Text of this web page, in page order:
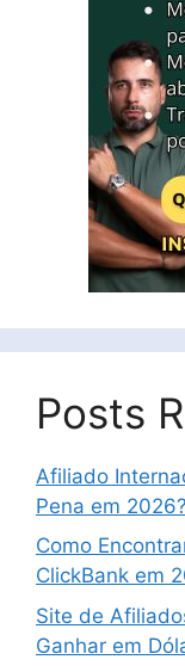
Posts
Afiliado
Pena em 2026?
Como
ClickBank em
Site de
Ganhar em